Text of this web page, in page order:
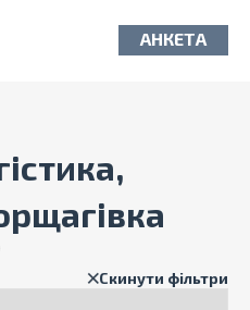
АНКЕТА
Скинути фільтри